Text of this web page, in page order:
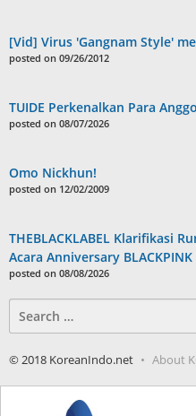
[Vid] Virus 'Gangnam Style'
posted on 09/26/2012
TUIDE Perkenalkan Para
posted on 08/07/2026
Omo Nickhun!
posted on 12/02/2009
THEBLACKLABEL Klarifikasi
Acara Anniversary
posted on 08/08/2026
for:
© 2018 KoreanIndo.net About